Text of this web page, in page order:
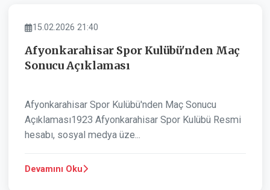
SPOR
15.02.2026 21:40
Afyonkarahisar Spor Kulübü'nden Maç
Sonucu Açıklaması
Afyonkarahisar Spor Kulübü'nden Maç Sonucu
Açıklaması1923 Afyonkarahisar Spor Kulübü Resmi
hesabı, sosyal medya üze...
Devamını Oku